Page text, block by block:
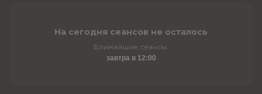
На сегодня сеансов не осталось
Ближайшие сеансы:
завтра в 12:00